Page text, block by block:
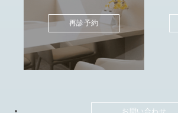
再診予約
お問い合わせ